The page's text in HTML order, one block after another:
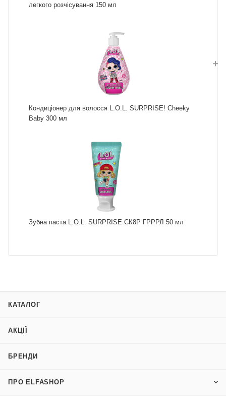
легкого розчісування 150 мл
Кондиціонер для волосся L.O.L. SURPRISE! Cheeky
Baby 300 мл
Зубна паста L.O.L. SURPRISE СК8Р ГРРРЛ 50 мл
КАТАЛОГ
АКЦІЇ
БРЕНДИ
ПРО ELFASHOP